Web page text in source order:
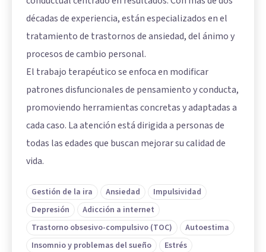
décadas de experiencia, están especializados en el
tratamiento de trastornos de ansiedad, del ánimo y
procesos de cambio personal.
El trabajo terapéutico se enfoca en modificar
patrones disfuncionales de pensamiento y conducta,
promoviendo herramientas concretas y adaptadas a
cada caso. La atención está dirigida a personas de
todas las edades que buscan mejorar su calidad de
vida.
Gestión de la ira Ansiedad
Impulsividad
Depresión
Adicción a internet
Trastorno obsesivo-compulsivo (TOC)
Autoestima
Insomnio y problemas del sueño
Estrés